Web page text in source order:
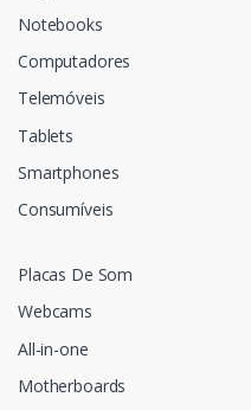
Notebooks
Computadores
Telemóveis
Tablets
Smartphones
Consumíveis
Placas De Som
Webcams
All-in-one
Motherboards